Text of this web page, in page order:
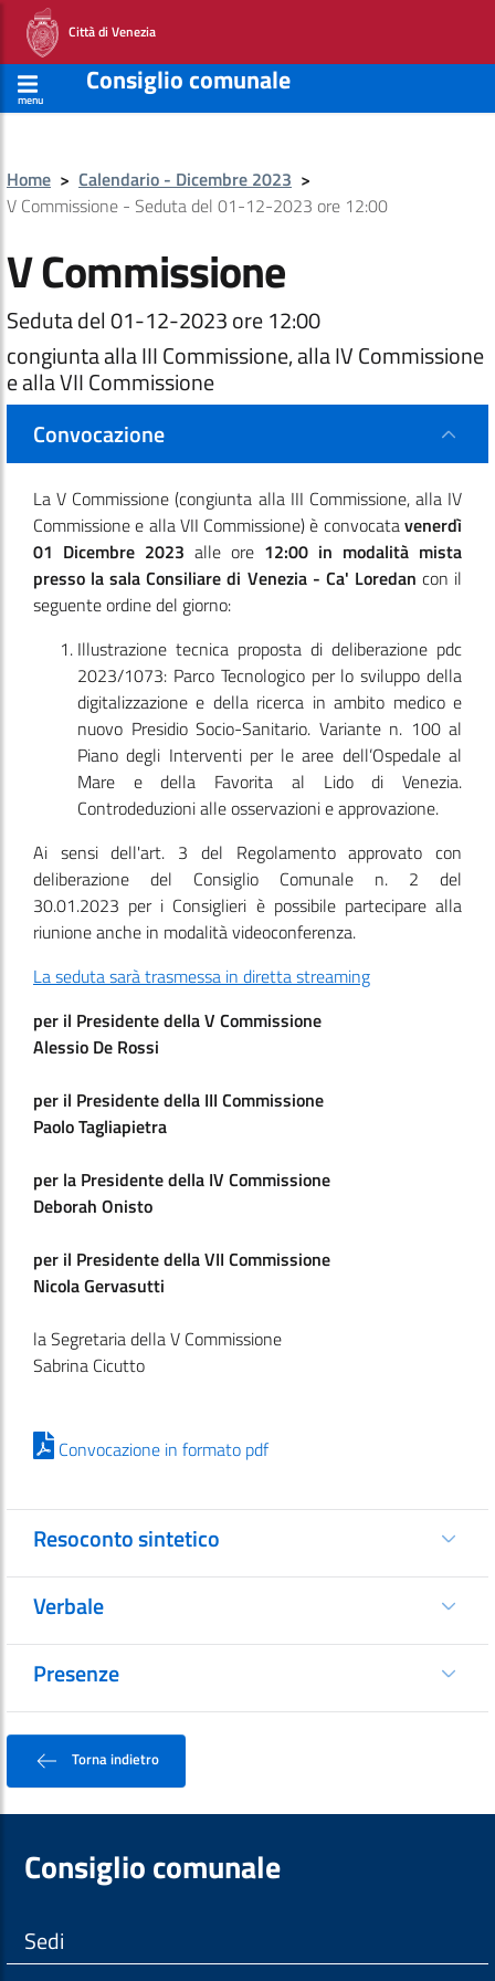
Città di Venezia
menu
Consiglio comunale
Home > Calendario - Dicembre 2023 >
V Commissione - Seduta del 01-12-2023 ore 12:00
V Commissione
Seduta del 01-12-2023 ore 12:00
congiunta alla III Commissione, alla IV Commissione
e alla VII Commissione
Convocazione
La V Commissione(congiunta alla III Commissione, alla IV
Commissione e alla VII Commissione)è convocatavenerdì
01 Dicembre 2023 alle ore 12:00 in modalità mista
presso la sala Consiliare di Venezia - Ca' Loredan con il
seguente ordine del giorno:
Illustrazione tecnica proposta di deliberazione pdc
2023/1073: Parco Tecnologico per lo sviluppo della
digitalizzazione e della ricerca in ambito medico e
nuovo Presidio Socio-Sanitario. Variante n. 100 al
Piano degli Interventi per le aree dell’Ospedale al
Mare e della Favorita al Lido di Venezia.
Controdeduzioni alle osservazioni e approvazione.
Ai sensi dell'art. 3 del Regolamento approvato con
deliberazione del Consiglio Comunale n. 2 del
30.01.2023 per i Consiglieri è possibile partecipare alla
riunione anche in modalità videoconferenza.
La seduta sarà trasmessa in diretta streaming
per il Presidente della V Commissione
Alessio De Rossi
per il Presidente della III Commissione
Paolo Tagliapietra
per la Presidente della IV Commissione
Deborah Onisto
per il Presidente della VII Commissione
Nicola Gervasutti
la Segretaria della V Commissione
Sabrina Cicutto
Convocazione in formato pdf
Resoconto sintetico
Verbale
Presenze
Torna indietro
Consiglio comunale
Sedi